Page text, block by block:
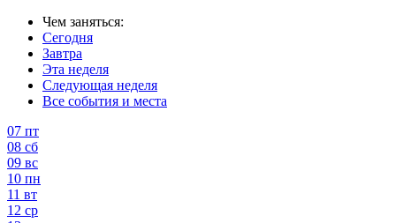
Чем заняться:
Сегодня
Завтра
Эта неделя
Следующая неделя
Все события и места
07 пт
08 сб
09 вс
10 пн
11 вт
12 ср